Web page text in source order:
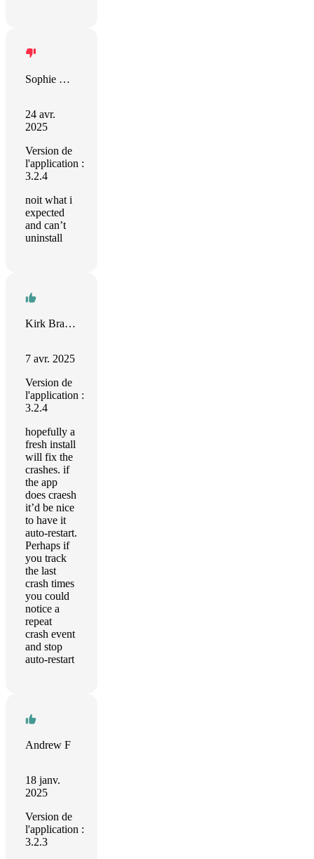
Sophie Whitworth
24 avr.
2025
Version de
l'application :
3.2.4
noit what i
expected
and can’t
uninstall
Kirk Bradley
7 avr. 2025
Version de
l'application :
3.2.4
hopefully a
fresh install
will fix the
crashes. if
the app
does craesh
it’d be nice
to have it
auto-restart.
Perhaps if
you track
the last
crash times
you could
notice a
repeat
crash event
and stop
auto-restart
Andrew F
18 janv.
2025
Version de
l'application :
3.2.3